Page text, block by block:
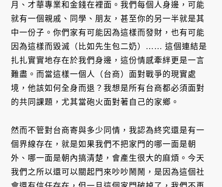
月、才華專業和金錢在裡面。我們每個人身邊，可能
就有一個親戚、同學、朋友，甚至你的另一半就是其
中一份子。你們家有可能因為這樣而發財，也有可能
因為這樣而毀滅（比如先生包二奶）…… 這個連結是
扎扎實實地存在於我們身邊，這份情感牽絆更是一言
難盡。而當這樣一個人（台商）面對戰爭的現實處
境，他該如何全身而退？我想是所有台商都必須面對
的共同課題，尤其當砲火面對著自己的家鄉。
然而不管對台商寄與多少同情，我認為終究還是有一
個界線存在，就是如果我們不把家門的哪一面是朝
外、哪一面是朝內搞清楚，會產生很大的麻煩。今天
我們之所以還可以關起門來吵吵鬧鬧，是因為這個社